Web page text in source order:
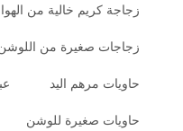
زجاجة كريم خالية من
زجاجات صغيرة من
حاويات مرهم اليد
حاويات صغيرة للوشن